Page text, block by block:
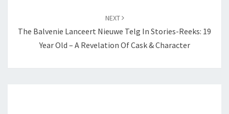
NEXT
The Balvenie Lanceert Nieuwe Telg In Stories-Reeks: 19
Year Old – A Revelation Of Cask & Character